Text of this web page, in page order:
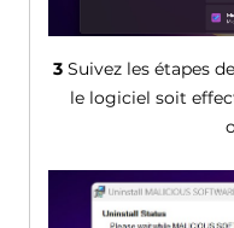
3Suivez les étapes
le logiciel soit